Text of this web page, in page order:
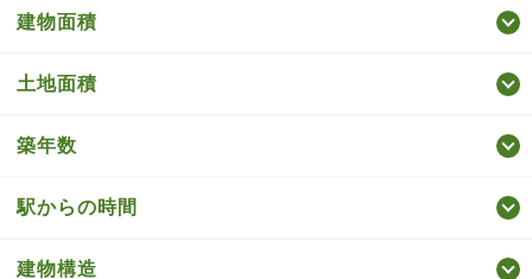
建物面積
土地面積
築年数
駅からの時間
建物構造